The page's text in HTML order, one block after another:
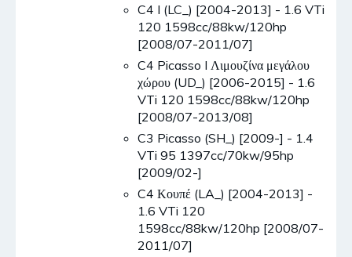
C4 I (LC_) [2004-2013] - 1.6 VTi
120 1598cc/88kw/120hp
[2008/07-2011/07]
C4 Picasso I Λιμουζίνα μεγάλου
χώρου (UD_) [2006-2015] - 1.6
VTi 120 1598cc/88kw/120hp
[2008/07-2013/08]
C3 Picasso (SH_) [2009-] - 1.4
VTi 95 1397cc/70kw/95hp
[2009/02-]
C4 Κουπέ (LA_) [2004-2013] -
1.6 VTi 120
1598cc/88kw/120hp [2008/07-
2011/07]